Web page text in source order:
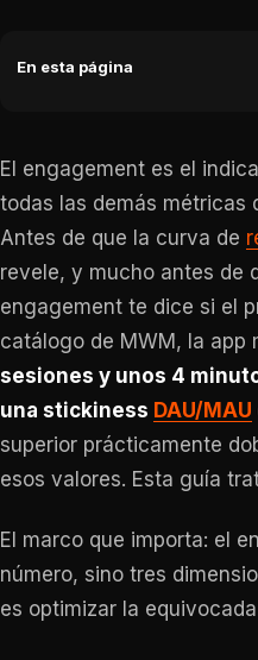
En esta página
El engagement es el
todas las demás métricas
Antes de que la curva de
revele, y mucho antes de
engagement te dice si el
catálogo de MWM, la app
sesiones y unos 4
una stickiness DAU/MAU
superior prácticamente
esos valores. Esta guía
El marco que importa: el
número, sino tres
es optimizar la